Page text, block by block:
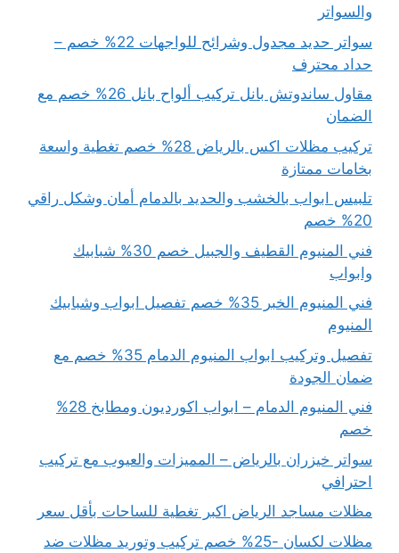
والسواتر
سواتر حديد مجدول وشرائح للواجهات 22% خصم –
حداد محترف
مقاول ساندوتش بانل تركيب ألواح بانل 26% خصم مع
الضمان
تركيب مظلات اكس بالرياض 28% خصم تغطية واسعة
بخامات ممتازة
تلبيس ابواب بالخشب والحديد بالدمام أمان وشكل راقي
20% خصم
فني المنيوم القطيف والجبيل خصم 30% شبابيك
وابواب
فني المنيوم الخبر 35% خصم تفصيل ابواب وشبابيك
المنيوم
تفصيل وتركيب ابواب المنيوم الدمام 35% خصم مع
ضمان الجودة
فني المنيوم الدمام – ابواب اكورديون ومطابخ 28%
خصم
سواتر خيزران بالرياض – المميزات والعيوب مع تركيب
احترافي
مظلات مساجد الرياض اكبر تغطية للساحات بأقل سعر
مظلات لكسان -25% خصم تركيب وتوريد مظلات ضد